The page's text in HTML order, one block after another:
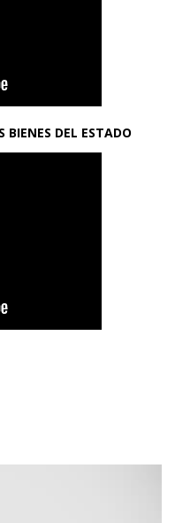
BIENES DEL ESTADO